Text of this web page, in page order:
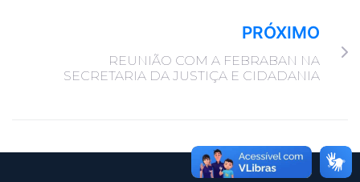
PRÓXIMO
REUNIÃO COM A FEBRABAN NA
SECRETARIA DA JUSTIÇA E CIDADANIA